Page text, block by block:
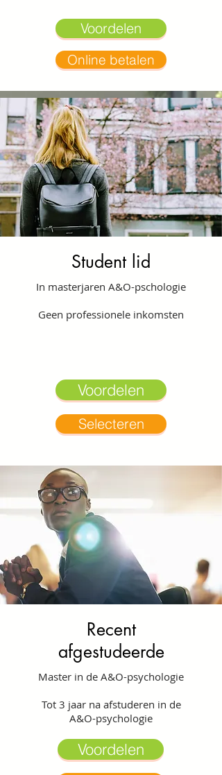
Voordelen
Online betalen
Student lid
In masterjaren A&O-pschologie
Geen professionele inkomsten
Voordelen
Selecteren
Recent
afgestudeerde
Master in de A&O-psychologie
Tot 3 jaar na afstuderen in de
A&O-psychologie
Voordelen